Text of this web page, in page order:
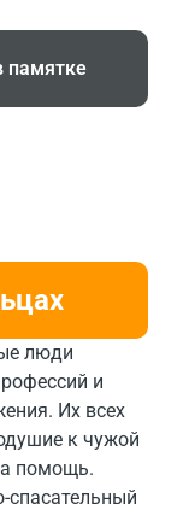
памятке
люди
и
Их всех
к чужой
помощь.
спасательный